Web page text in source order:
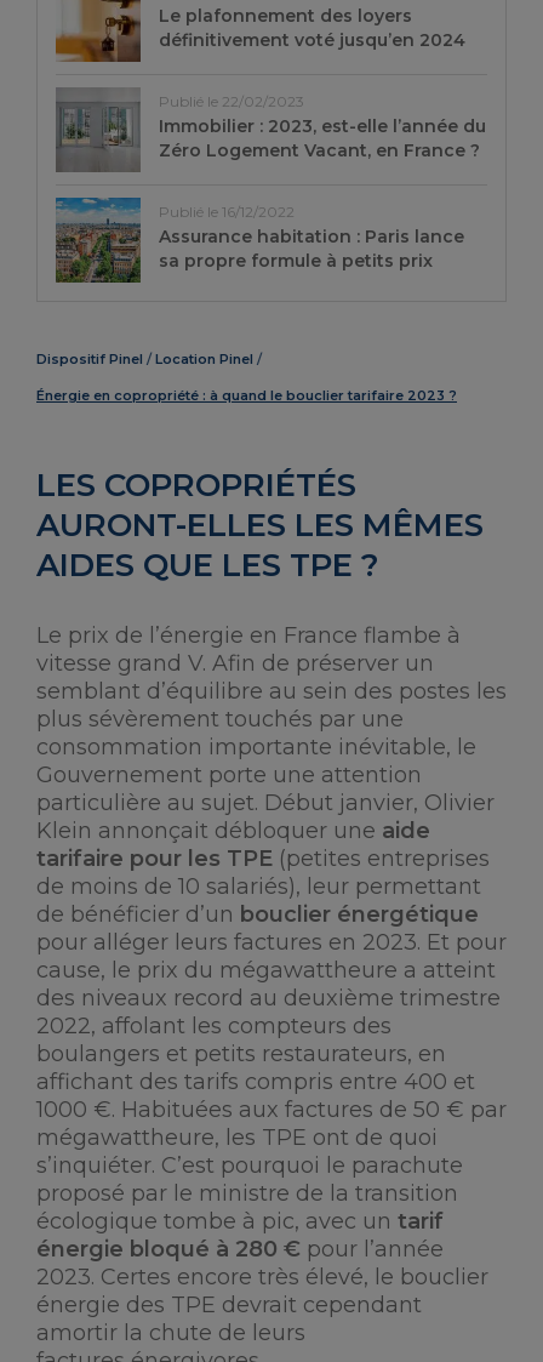
Dispositif Pinel Location Pinel
Énergie en copropriété : à quand le bouclier tarifaire 2023 ?
LES COPROPRIÉTÉS
AURONT-ELLES LES MÊMES
AIDES QUE LES TPE ?
Le prix de l’énergie en France flambe à
vitesse grand V. Afin de préserver un
semblant d’équilibre au sein des postes les
plus sévèrement touchés par une
consommation importante inévitable, le
Gouvernement porte une attention
particulière au sujet. Début janvier, Olivier
Klein annonçait débloquer une aide
tarifaire pour les TPE (petites entreprises
de moins de 10 salariés), leur permettant
de bénéficier d’un bouclier énergétique
pour alléger leurs factures en 2023. Et pour
cause, le prix du mégawattheure a atteint
des niveaux record au deuxième trimestre
2022, affolant les compteurs des
boulangers et petits restaurateurs, en
affichant des tarifs compris entre 400 et
1000 €. Habituées aux factures de 50 € par
mégawattheure, les TPE ont de quoi
s’inquiéter. C’est pourquoi le parachute
proposé par le ministre de la transition
écologique tombe à pic, avec un tarif
énergie bloqué à 280 € pour l’année
2023. Certes encore très élevé, le bouclier
énergie des TPE devrait cependant
amortir la chute de leurs
Le plafonnement des loyers
définitivement voté jusqu’en 2024
Publié le 22/02/2023
Immobilier : 2023, est-elle l’année du
Zéro Logement Vacant, en France ?
Publié le 16/12/2022
Assurance habitation : Paris lance
sa propre formule à petits prix